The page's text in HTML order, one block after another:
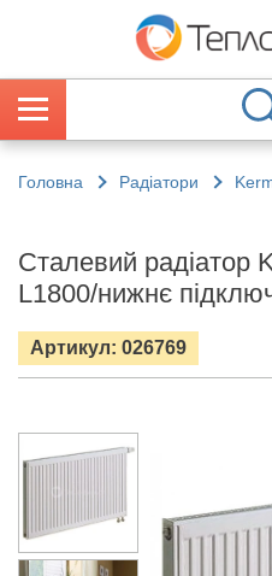
Головна Радіатори
Сталевий радіатор
L1800/нижнє
Артикул: 026769